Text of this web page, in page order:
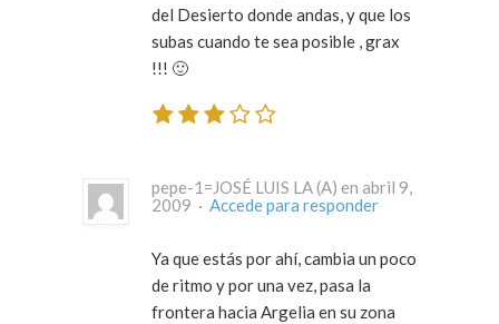
del Desierto donde andas, y que los
subas cuando te sea posible , grax
!!! 🙂
pepe-1=JOSÉ LUIS LA (A) en abril 9,
2009 · Accede para responder
Ya que estás por ahí, cambia un poco
de ritmo y por una vez, pasa la
frontera hacia Argelia en su zona